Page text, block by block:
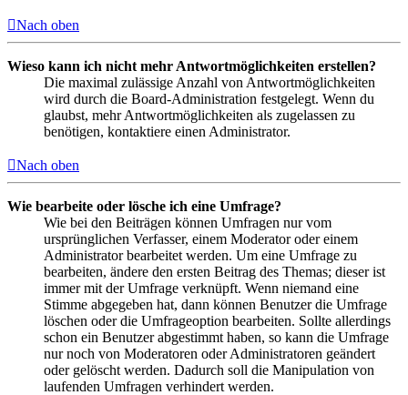
Nach oben
Wieso kann ich nicht mehr Antwortmöglichkeiten erstellen?
Die maximal zulässige Anzahl von Antwortmöglichkeiten
wird durch die Board-Administration festgelegt. Wenn du
glaubst, mehr Antwortmöglichkeiten als zugelassen zu
benötigen, kontaktiere einen Administrator.
Nach oben
Wie bearbeite oder lösche ich eine Umfrage?
Wie bei den Beiträgen können Umfragen nur vom
ursprünglichen Verfasser, einem Moderator oder einem
Administrator bearbeitet werden. Um eine Umfrage zu
bearbeiten, ändere den ersten Beitrag des Themas; dieser ist
immer mit der Umfrage verknüpft. Wenn niemand eine
Stimme abgegeben hat, dann können Benutzer die Umfrage
löschen oder die Umfrageoption bearbeiten. Sollte allerdings
schon ein Benutzer abgestimmt haben, so kann die Umfrage
nur noch von Moderatoren oder Administratoren geändert
oder gelöscht werden. Dadurch soll die Manipulation von
laufenden Umfragen verhindert werden.